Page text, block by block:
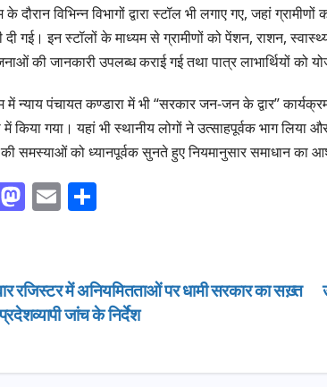
के दौरान विभिन्न विभागों द्वारा स्टॉल भी लगाए गए, जहां
दी गई। इन स्टॉलों के माध्यम से ग्रामीणों को पेंशन, राशन,
की जानकारी उपलब्ध कराई गई तथा पात्र लाभार्थियों को
में न्याय पंचायत कण्डारा में भी “सरकार जन-जन के द्वार”
में किया गया। यहां भी स्थानीय लोगों ने उत्साहपूर्वक भाग
की समस्याओं को ध्यानपूर्वक सुनते हुए नियमानुसार समाधान का
M
o
d
n
E
e
रजिस्टर में अनियमितताओं पर धामी सरकार का सख़्त
जांच के निर्देश